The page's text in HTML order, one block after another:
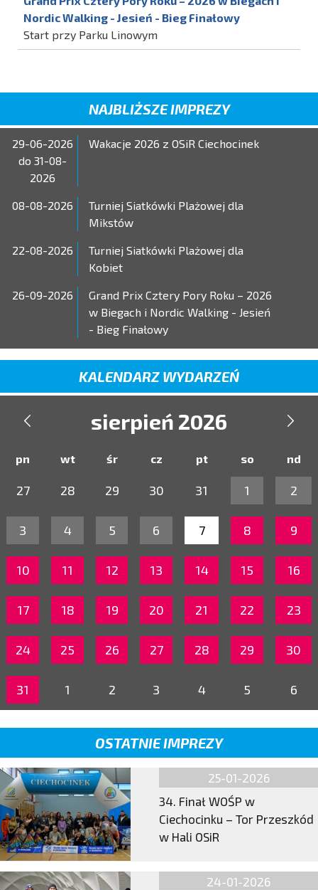
Nordic Walking - Jesień - Bieg Finałowy
Start przy Parku Linowym
NAJBLIŻSZE IMPREZY
29-06-2026
do 31-08-
2026
Wakacje 2026 z OSiR Ciechocinek
08-08-2026
Turniej Siatkówki Plażowej dla
Mikstów
22-08-2026
Turniej Siatkówki Plażowej dla
Kobiet
26-09-2026
Grand Prix Cztery Pory Roku – 2026
w Biegach i Nordic Walking - Jesień
- Bieg Finałowy
KALENDARZ WYDARZEŃ
 sierpień 2026 
pn wt śr cz pt so nd
27 28 29 30 31 1 2
3 4 5 6 7 8 9
10 11 12 13 14 15 16
17 18 19 20 21 22 23
24 25 26 27 28 29 30
31 1 2 3 4 5 6
OSTATNIE IMPREZY
25-01-2026
34. Finał WOŚP w
Ciechocinku – Tor Przeszkód
w Hali OSiR
24-01-2026